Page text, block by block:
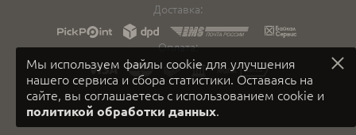
Мы используем файлы cookie для улучшения
нашего сервиса и сбора статистики. Оставаясь на
сайте, вы соглашаетесь с использованием cookie и
политикой обработки данных.
Доставка:
Оплата: